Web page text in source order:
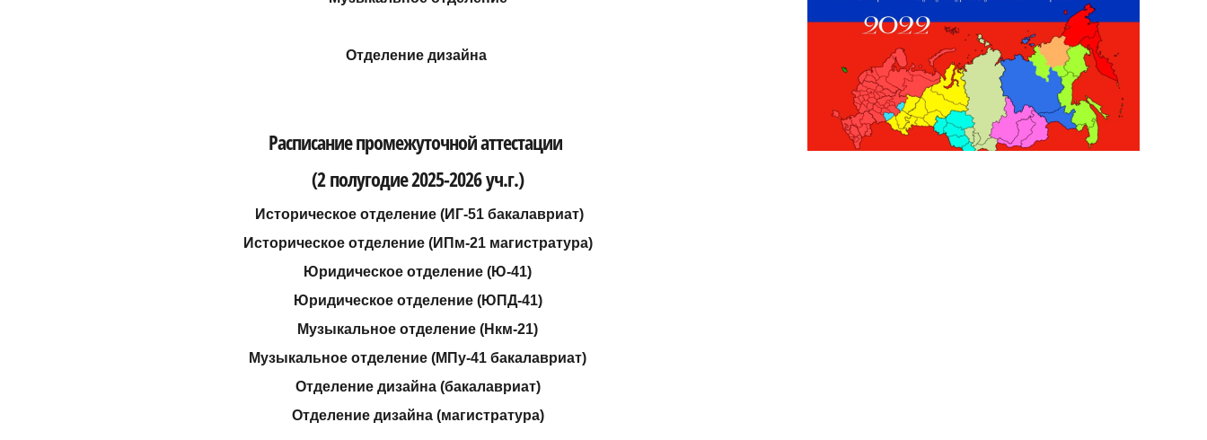
Отделение дизайна
Расписание промежуточной аттестации
(2 полугодие 2025-2026 уч.г.)
Историческое отделение (ИГ-51 бакалавриат)
Историческое отделение (ИПм-21 магистратура)
Юридическое отделение (Ю-41)
Юридическое отделение (ЮПД-41)
Музыкальное отделение (Нкм-21)
Музыкальное отделение (МПу-41 бакалавриат)
Отделение дизайна (бакалавриат)
Отделение дизайна (магистратура)